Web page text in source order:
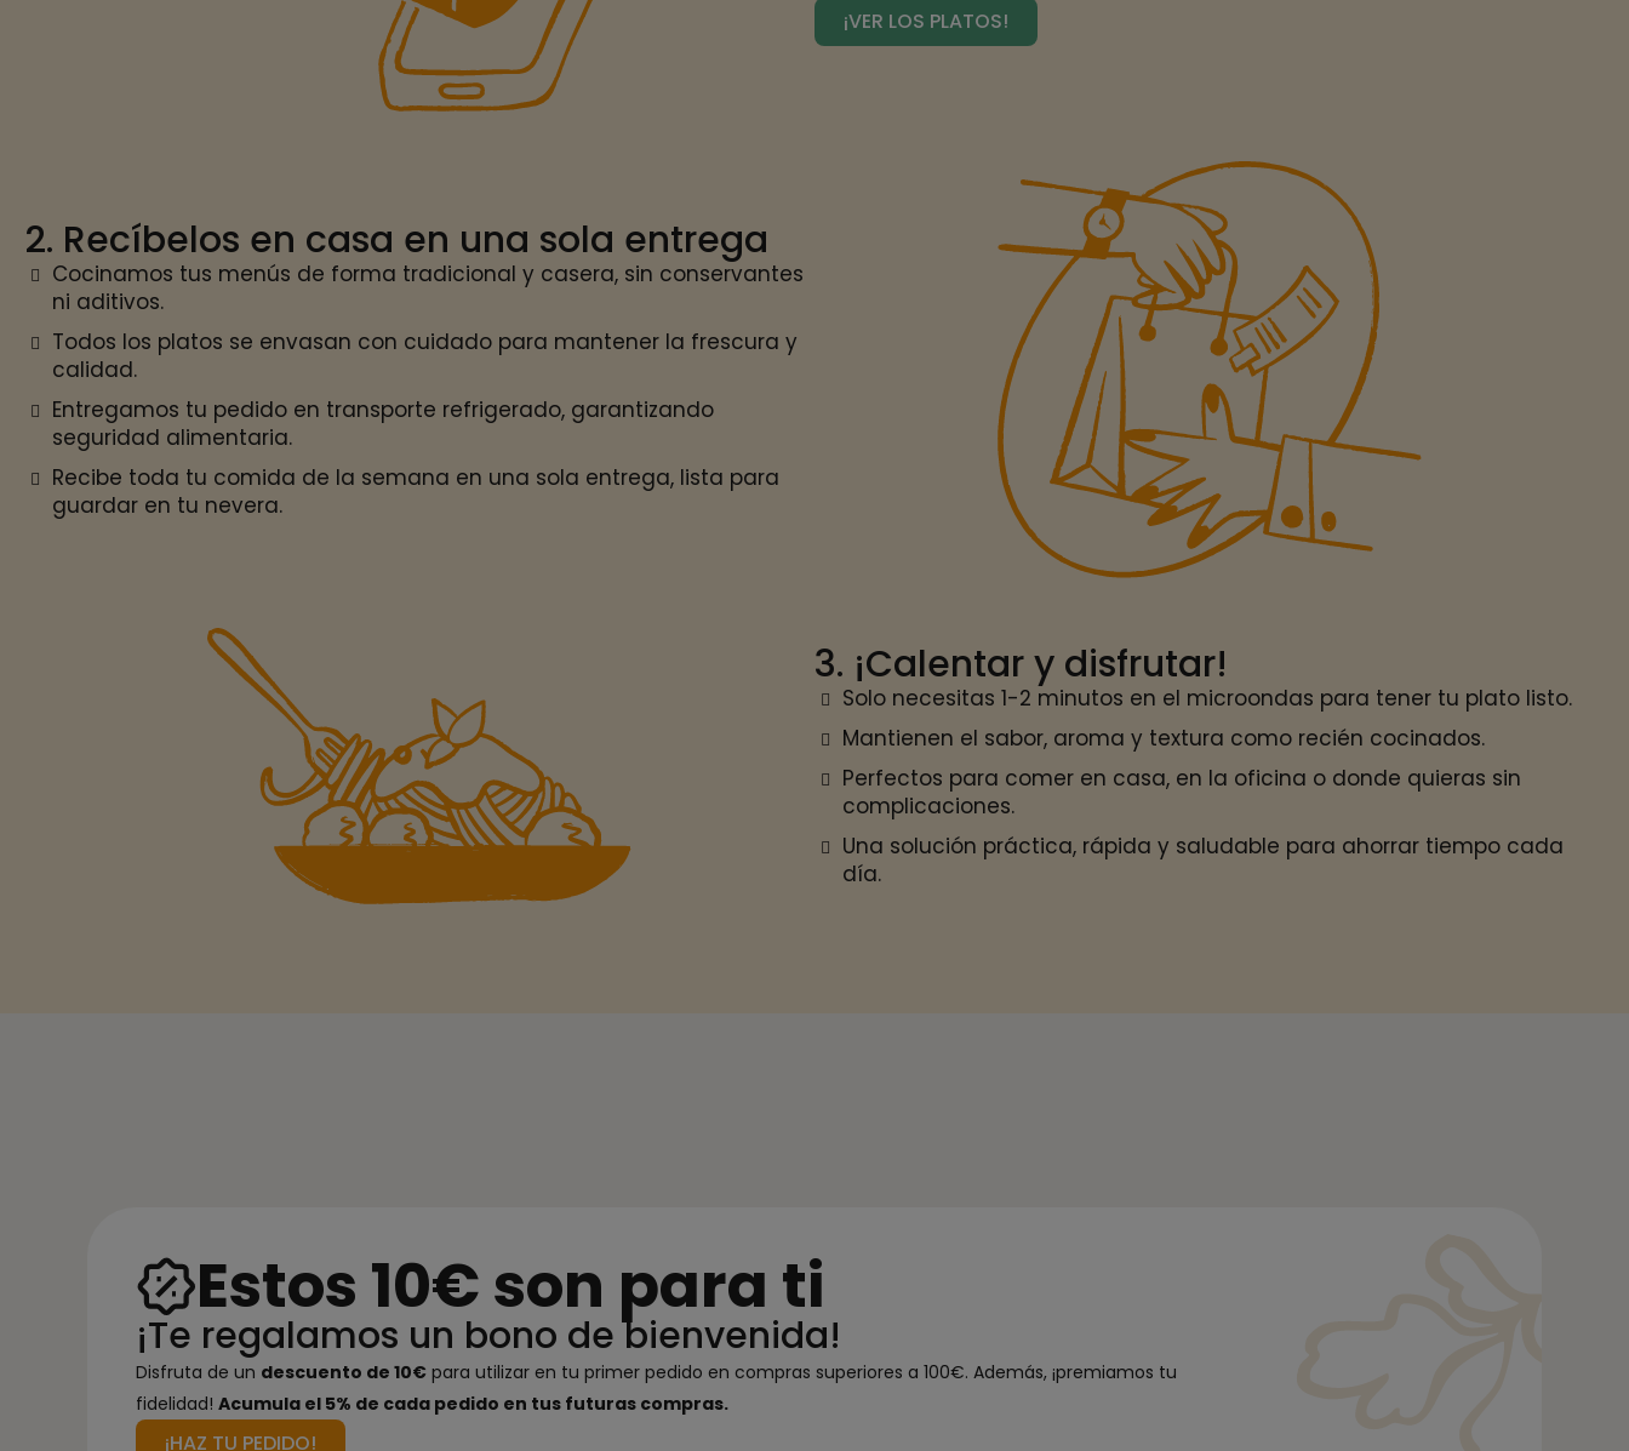
¡VER LOS PLATOS!
2. Recíbelos en casa en una sola entrega
Cocinamos tus menús de forma tradicional y casera, sin conservantes
ni aditivos.
Todos los platos se envasan con cuidado para mantener la frescura y
calidad.
Entregamos tu pedido en transporte refrigerado, garantizando
seguridad alimentaria.
Recibe toda tu comida de la semana en una sola entrega, lista para
guardar en tu nevera.
3. ¡Calentar y disfrutar!
Solo necesitas 1-2 minutos en el microondas para tener tu plato listo.
Mantienen el sabor, aroma y textura como recién cocinados.
Perfectos para comer en casa, en la oficina o donde quieras sin
complicaciones.
Una solución práctica, rápida y saludable para ahorrar tiempo cada
día.
Estos 10€ son para ti
¡Te regalamos un bono de bienvenida!
Disfruta de un descuento de 10€ para utilizar en tu primer pedido en compras superiores a 100€. Además, ¡premiamos tu
fidelidad! Acumula el 5% de cada pedido en tus futuras compras.
¡HAZ TU PEDIDO!